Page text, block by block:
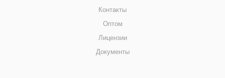
Контакты
Оптом
Лицензии
Документы